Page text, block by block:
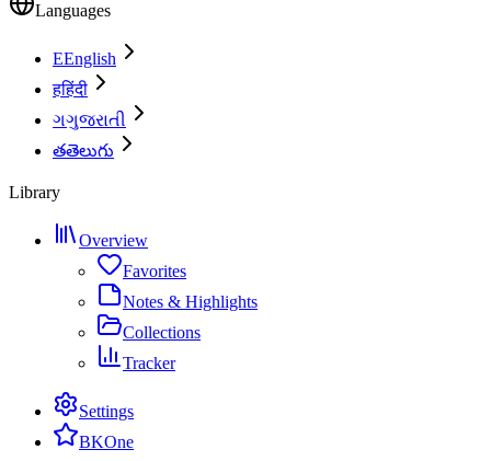
Languages
EEnglish
हहिंदी
ગગુજરાતી
తతెలుగు
Library
Overview
Favorites
Notes & Highlights
Collections
Tracker
Settings
BKOne